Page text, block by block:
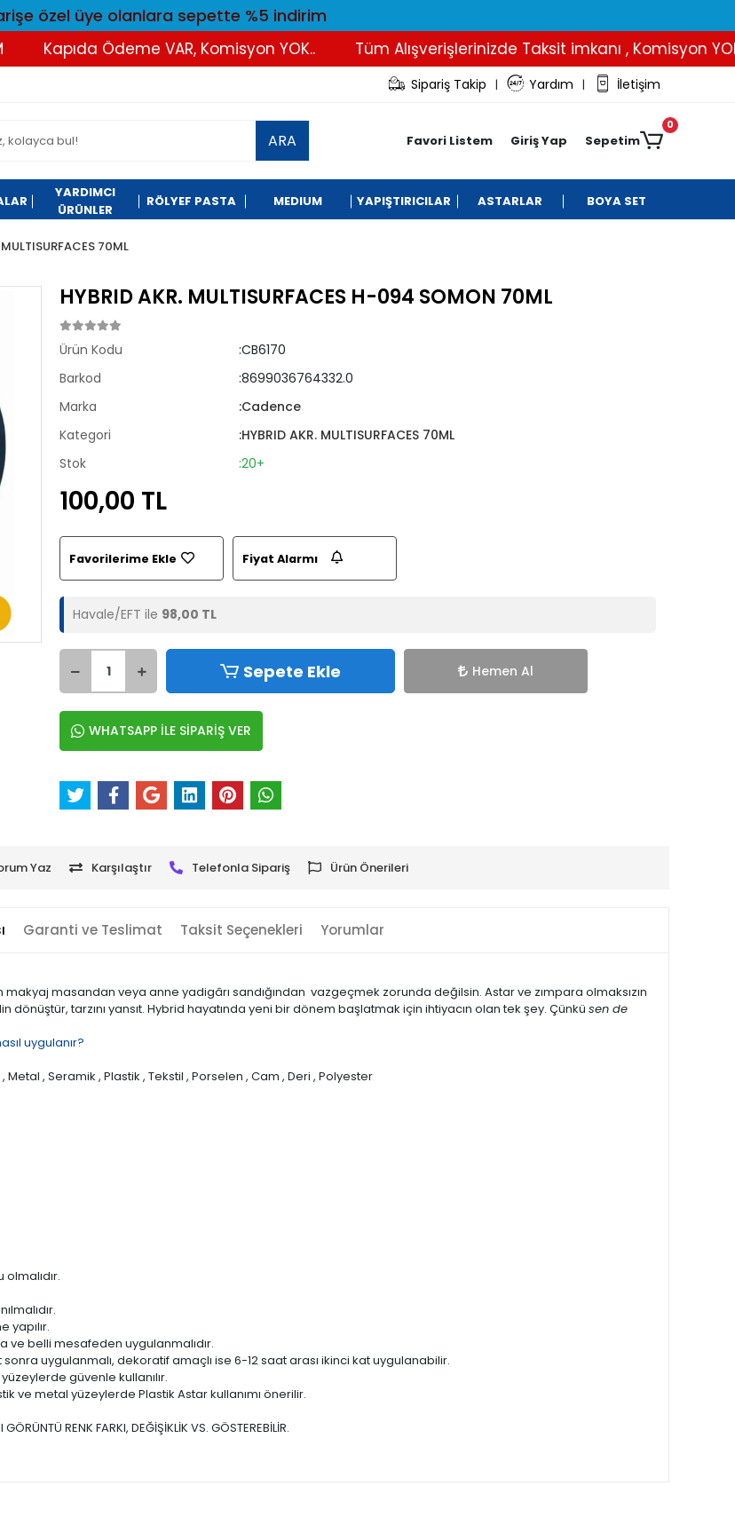
özel üye olanlara sepette %5 indirim
Kapıda Ödeme VAR, Komisyon YOK.. Tüm Alışverişlerinizde Taksit imkanı , Komisyon YOK..
Sipariş Takip | Yardım | İletişim
ARA Favori Listem Giriş Yap Sepetim
0
YARDIMCI
ÜRÜNLER
RÖLYEF PASTA MEDIUM YAPIŞTIRICILAR ASTARLAR BOYA SET
MULTISURFACES 70ML
HYBRID AKR. MULTISURFACES H-094 SOMON 70ML
Ürün Kodu
:CB6170
Barkod
:8699036764332.0
Marka
:Cadence
Kategori
:HYBRID AKR. MULTISURFACES 70ML
Stok
:20+
100,00 TL
Favorilerime Ekle Fiyat Alarmı
Havale/EFT ile 98,00 TL
Sepete Ekle Hemen Al
WHATSAPP İLE SİPARİŞ VER
Yaz Karşılaştır Telefonla Sipariş Ürün Önerileri
Garanti ve Teslimat Taksit Seçenekleri Yorumlar
makyaj masandan veya anne yadigârı sandığından vazgeçmek zorunda değilsin. Astar ve zımpara olmaksızın
tarzını yansıt. Hybrid hayatında yeni bir dönem başlatmak için ihtiyacın olan tek şey. Çünkü sen de
uygulanır?
, Seramik , Plastik , Tekstil , Porselen , Cam , Deri , Polyester
yapılır.
ve belli mesafeden uygulanmalıdır.
uygulanmalı, dekoratif amaçlı ise 6-12 saat arası ikinci kat uygulanabilir.
güvenle kullanılır.
ve metal yüzeylerde Plastik Astar kullanımı önerilir.
RENK FARKI, DEĞİŞİKLİK VS. GÖSTEREBİLİR.